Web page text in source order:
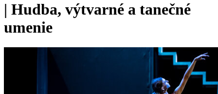
| Hudba, výtvarné a tanečné
umenie